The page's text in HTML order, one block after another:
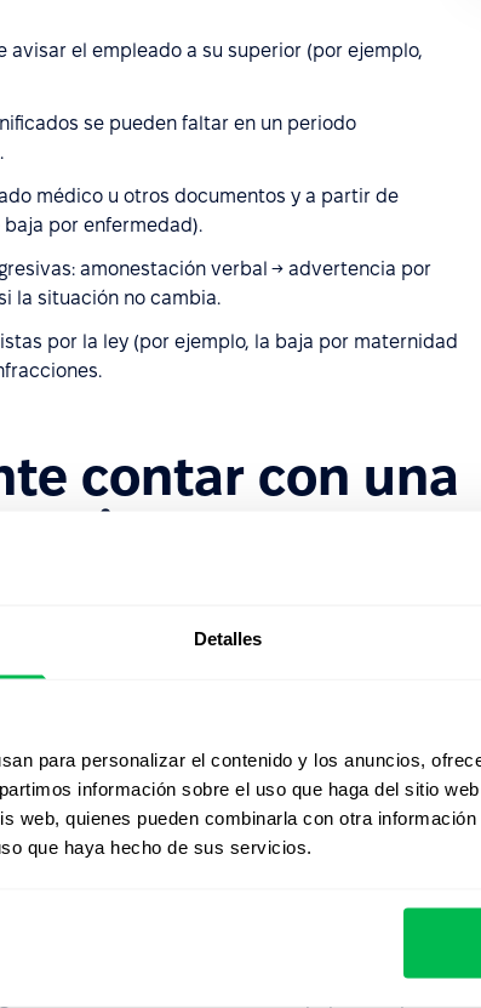
Detalles
para personalizar el contenido y los anuncios,
información sobre el uso que haga del sitio
web, quienes pueden combinarla con otra
que haya hecho de sus servicios.
avisar el empleado a su superior (por ejemplo,
se pueden faltar en un periodo
médico u otros documentos y a partir de
por enfermedad).
amonestación verbal → advertencia por
la situación no cambia.
por la ley (por ejemplo, la baja por maternidad
contar con una
como a los empleados.
el problema de las ausencias se repite, y
su parte, comprenden las normas, saben qué
Esta transparencia suele reducir por sí sola el
indicar problemas más profundos, como el
difíciles. Por ejemplo,la Oficina de Estadísticas
un seguimiento de los índices de absentismo
en función del ámbito de trabajo y del
de asistencia realistas.
Combinan las políticas sobre
y programas de apoyo al bienestar del